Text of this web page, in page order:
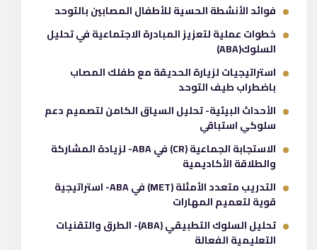
فوائد الأنشطة الحسية للأطفال المصابين بالتوحد
خطوات عملية لتعزيز المبادرة الاجتماعية في تحليل
السلوك(ABA)
استراتيجيات لزيارة الحديقة مع طفلك المصاب
باضطراب طيف التوحد
الأحداث البيئية- تحليل السياق الكامن لتصميم دعم
سلوكي استباقي
الاستجابة الجماعية (CR) في ABA- لزيادة المشاركة
والطلاقة الأكاديمية
التدريب متعدد الأمثلة (MET) في ABA- استراتيجية
قوية لتعميم المهارات
تحليل السلوك التطبيقي (ABA)- الطرق والتقنيات
التعليمية الفعالة